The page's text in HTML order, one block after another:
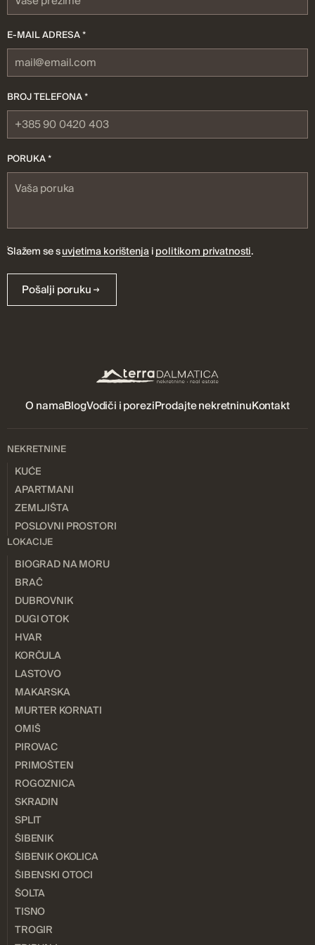
E-MAIL ADRESA *
BROJ TELEFONA *
PORUKA *
Slažem se suvjetima korištenjaipolitikom privatnosti.
Pošalji poruku
O namaBlogVodiči i poreziProdajte nekretninuKontakt
NEKRETNINE
KUĆE
APARTMANI
ZEMLJIŠTA
POSLOVNI PROSTORI
LOKACIJE
BIOGRAD NA MORU
BRAČ
DUBROVNIK
DUGI OTOK
HVAR
KORČULA
LASTOVO
MAKARSKA
MURTER KORNATI
OMIŠ
PIROVAC
PRIMOŠTEN
ROGOZNICA
SKRADIN
SPLIT
ŠIBENIK
ŠIBENIK OKOLICA
ŠIBENSKI OTOCI
ŠOLTA
TISNO
TROGIR